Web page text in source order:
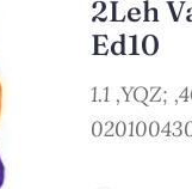
2Leh
Ed10
1.1 ,YQZ;